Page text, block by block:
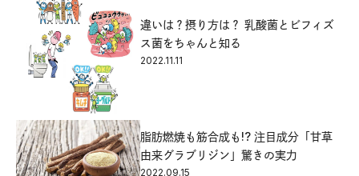
違いは？摂り方は？ 乳酸菌とビフィズ
ス菌をちゃんと知る
2022.11.11
脂肪燃焼も筋合成も!? 注目成分「甘草
由来グラブリジン」驚きの実力
2022.09.15